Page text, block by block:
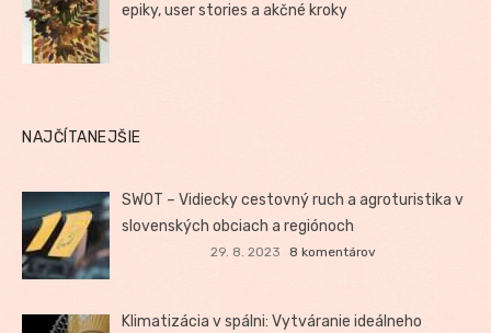
epiky, user stories a akčné kroky
NAJČÍTANEJŠIE
SWOT – Vidiecky cestovný ruch a agroturistika v
slovenských obciach a regiónoch
29. 8. 2023 8 komentárov
Klimatizácia v spálni: Vytváranie ideálneho